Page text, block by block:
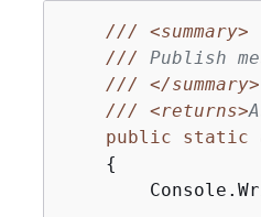
///
<summary>
/// Publish
///
</summary>
///
<returns>
public
static
{